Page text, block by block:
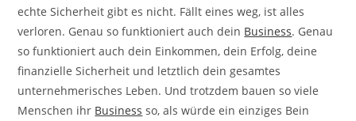
echte Sicherheit gibt es nicht. Fällt eines weg, ist alles
verloren. Genau so funktioniert auch dein Business. Genau
so funktioniert auch dein Einkommen, dein Erfolg, deine
finanzielle Sicherheit und letztlich dein gesamtes
unternehmerisches Leben. Und trotzdem bauen so viele
Menschen ihr Business so, als würde ein einziges Bein